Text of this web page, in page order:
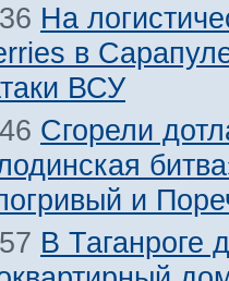
На
в
ВСУ
Сгорели
и
В Таганроге